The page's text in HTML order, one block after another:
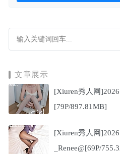
文章展示
[Xiuren秀人网
[79P/897.81MB]
[Xiuren秀人网
_Renee@[69P/